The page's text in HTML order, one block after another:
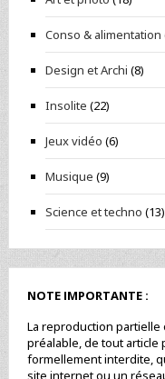
Conso & alimentation
Design et Archi (8)
Insolite (22)
Jeux vidéo (6)
Musique (9)
Science et techno (13)
NOTE IMPORTANTE :
La reproduction
préalable, de tout article
formellement interdite,
site internet ou un